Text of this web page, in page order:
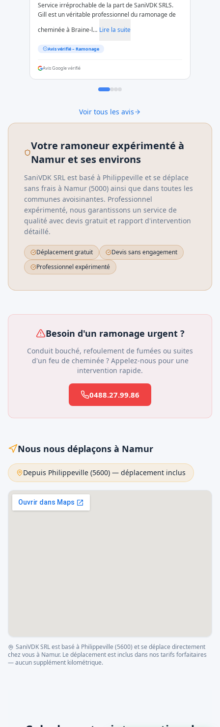
Service irréprochable de la part de SaniVDK SRLS.
Gill est un véritable professionnel du ramonage de
cheminée à Braine-l… Lire la suite
Avis vérifié –Ramonage
Avis Google vérifié
Voir tous les avis
Votre ramoneur expérimenté à
Namur et ses environs
SaniVDK SRL est basé à Philippeville et se déplace
sans frais à Namur (5000) ainsi que dans toutes les
communes avoisinantes. Professionnel
expérimenté, nous garantissons un service de
qualité avec devis gratuit et rapport d'intervention
détaillé.
Déplacement gratuit
Devis sans engagement
Professionnel expérimenté
Besoin d'un ramonage urgent ?
Conduit bouché, refoulement de fumées ou suites
d'un feu de cheminée ? Appelez-nous pour une
intervention rapide.
0488.27.99.86
Nous nous déplaçons à Namur
Depuis Philippeville (5600) — déplacement inclus
SaniVDK SRL est basé à Philippeville (5600) et se déplace directement
chez vous à Namur. Le déplacement est inclus dans nos tarifs forfaitaires
— aucun supplément kilométrique.